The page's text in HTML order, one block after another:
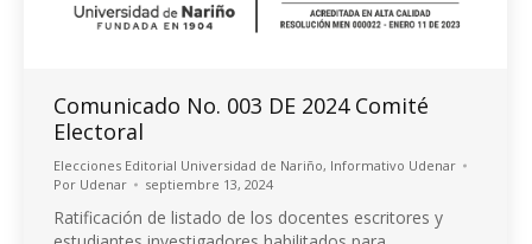
Comunicado No. 003 DE 2024 Comité
Electoral
Elecciones Editorial Universidad de Nariño, Informativo Udenar
Por Udenar septiembre 13, 2024
Ratificación de listado de los docentes escritores y